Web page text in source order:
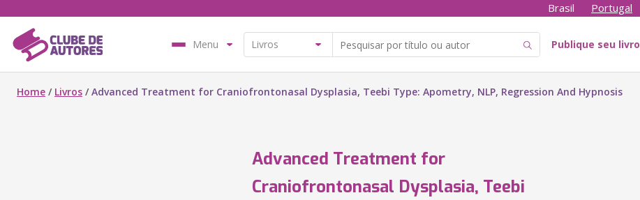
Brasil Portugal
Menu Publique seu livro
Home / Livros /Advanced Treatment for Craniofrontonasal Dysplasia, Teebi Type: Apometry, NLP, Regression And Hypnosis
Advanced Treatment for
Craniofrontonasal Dysplasia, Teebi